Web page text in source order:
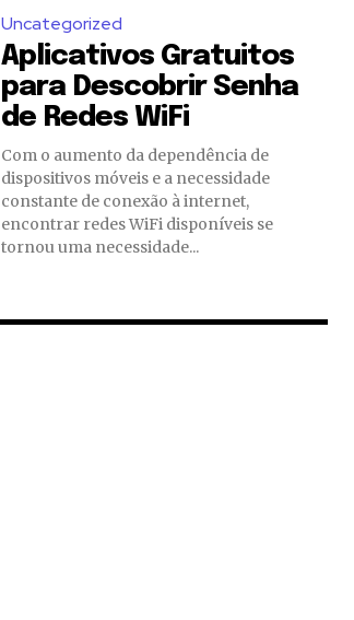
Uncategorized
Aplicativos Gratuitos
para Descobrir Senha
de Redes WiFi
Com o aumento da dependência de
dispositivos móveis e a necessidade
constante de conexão à internet,
encontrar redes WiFi disponíveis se
tornou uma necessidade...